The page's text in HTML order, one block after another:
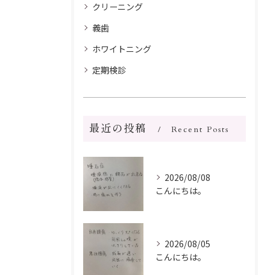
クリーニング
義歯
ホワイトニング
定期検診
最近の投稿 Recent Posts
2026/08/08
こんにちは。
2026/08/05
こんにちは。